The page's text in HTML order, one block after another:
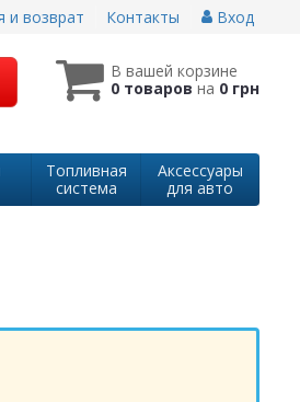
и возврат Контакты Вход
В вашей корзине
0 товаровна 0 грн
Топливная
система
Аксессуары
для авто